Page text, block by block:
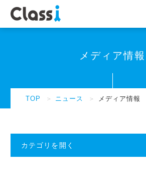
メディア情報
TOP ＞ ニュース ＞ メディア情報
カテゴリを開く